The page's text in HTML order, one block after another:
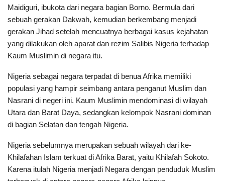
Maidiguri, ibukota dari negara bagian Borno. Bermula dari
sebuah gerakan Dakwah, kemudian berkembang menjadi
gerakan Jihad setelah mencuatnya berbagai kasus kejahatan
yang dilakukan oleh aparat dan rezim Salibis Nigeria terhadap
Kaum Muslimin di negara itu.
Nigeria sebagai negara terpadat di benua Afrika memiliki
populasi yang hampir seimbang antara penganut Muslim dan
Nasrani di negeri ini. Kaum Muslimin mendominasi di wilayah
Utara dan Barat Daya, sedangkan kelompok Nasrani dominan
di bagian Selatan dan tengah Nigeria.
Nigeria sebelumnya merupakan sebuah wilayah dari ke-
Khilafahan Islam terkuat di Afrika Barat, yaitu Khilafah Sokoto.
Karena itulah Nigeria menjadi Negara dengan penduduk Muslim